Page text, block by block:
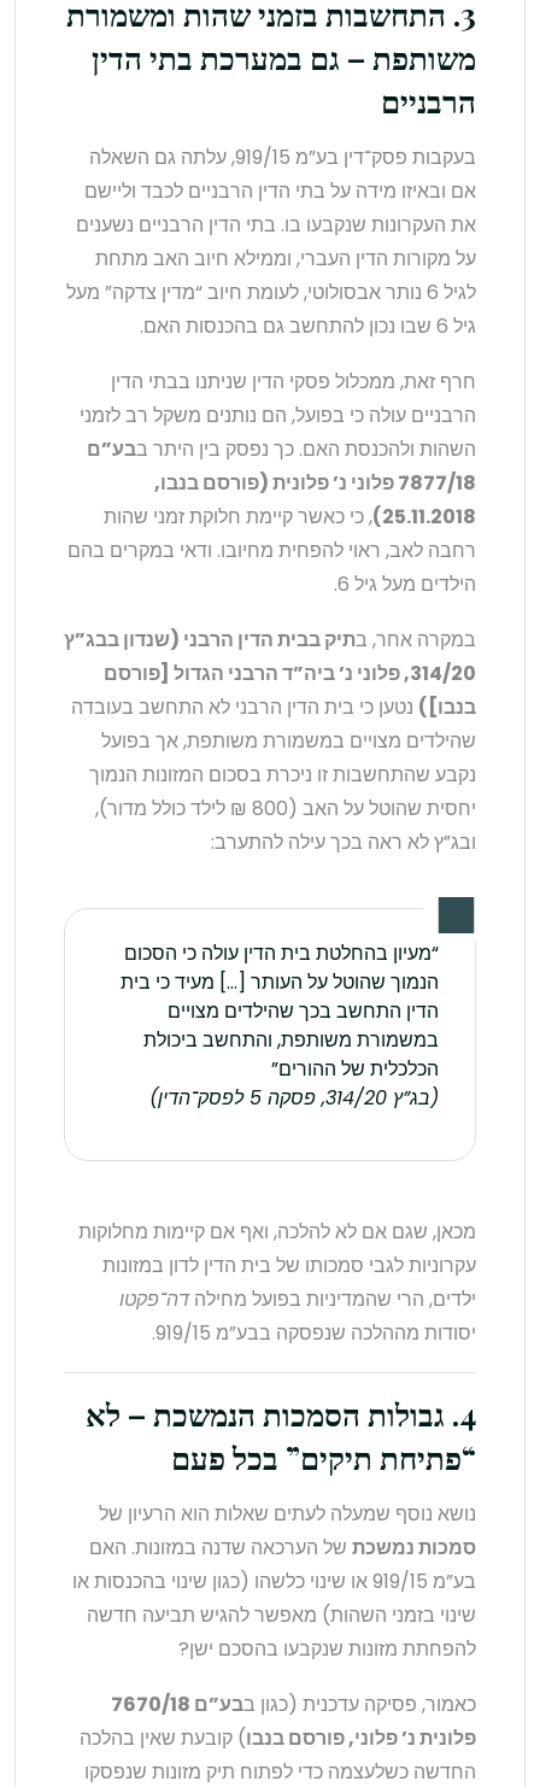
3. התחשבות בזמני שהות ומשמורת
משותפת – גם במערכת בתי הדין
הרבניים
בעקבות פסק־דין בע”מ 919/15, עלתה גם השאלה
אם ובאיזו מידה על בתי הדין הרבניים לכבד וליישם
את העקרונות שנקבעו בו. בתי הדין הרבניים נשענים
על מקורות הדין העברי, וממילא חיוב האב מתחת
לגיל 6 נותר אבסולוטי, לעומת חיוב “מדין צדקה” מעל
גיל 6 שבו נכון להתחשב גם בהכנסות האם.
חרף זאת, ממכלול פסקי הדין שניתנו בבתי הדין
הרבניים עולה כי בפועל, הם נותנים משקל רב לזמני
השהות ולהכנסת האם. כך נפסק בין היתר בבע”ם
7877/18 פלוני נ’ פלונית (פורסם בנבו,
25.11.2018) , כי כאשר קיימת חלוקת זמני שהות
רחבה לאב, ראוי להפחית מחיובו. ודאי במקרים בהם
הילדים מעל גיל 6.
במקרה אחר, בתיק בבית הדין הרבני (שנדון בבג”ץ
314/20, פלוני נ’ ביה”ד הרבני הגדול [פורסם
בנבו]) נטען כי בית הדין הרבני לא התחשב בעובדה
שהילדים מצויים במשמורת משותפת, אך בפועל
נקבע שהתחשבות זו ניכרת בסכום המזונות הנמוך
יחסית שהוטל על האב (800 ₪ לילד כולל מדור),
ובג”ץ לא ראה בכך עילה להתערב:
“מעיון בהחלטת בית הדין עולה כי הסכום
הנמוך שהוטל על העותר […] מעיד כי בית
הדין התחשב בכך שהילדים מצויים
במשמורת משותפת, והתחשב ביכולת
הכלכלית של ההורים”
(בג”ץ 314/20, פסקה 5 לפסק־הדין)
מכאן, שגם אם לא להלכה, ואף אם קיימות מחלוקות
עקרוניות לגבי סמכותו של בית הדין לדון במזונות
ילדים, הרי שהמדיניות בפועל מחילהדה־פקטו
יסודות מההלכה שנפסקה בבע”מ 919/15.
4. גבולות הסמכות הנמשכת – לא
“פתיחת תיקים” בכל פעם
נושא נוסף שמעלה לעתים שאלות הוא הרעיון של
סמכות נמשכת של הערכאה שדנה במזונות. האם
בע”מ 919/15 או שינוי כלשהו (כגון שינוי בהכנסות או
שינוי בזמני השהות) מאפשר להגיש תביעה חדשה
להפחתת מזונות שנקבעו בהסכם ישן?
כאמור, פסיקה עדכנית (כגון ב
בע”ם 7670/18
פלונית נ’ פלוני, פורסם בנבו) קובעת שאין בהלכה
החדשה כשלעצמה כדי לפתוח תיק מזונות שנפסקו